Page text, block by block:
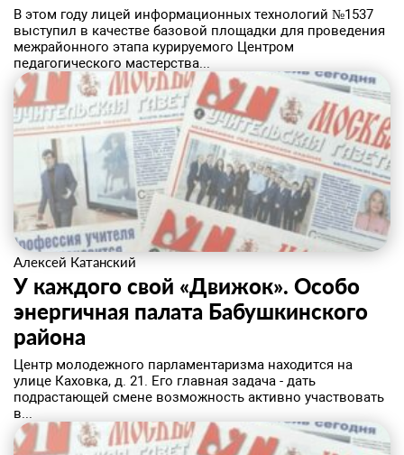
​В этом году лицей информационных технологий №1537
выступил в качестве базовой площадки для проведения
межрайонного этапа курируемого Центром
педагогического мастерства...
Алексей Катанский
У каждого свой «Движок». Особо
энергичная палата Бабушкинского
района
​Центр молодежного парламентаризма находится на
улице Каховка, д. 21. Его главная задача - дать
подрастающей смене возможность активно участвовать
в...